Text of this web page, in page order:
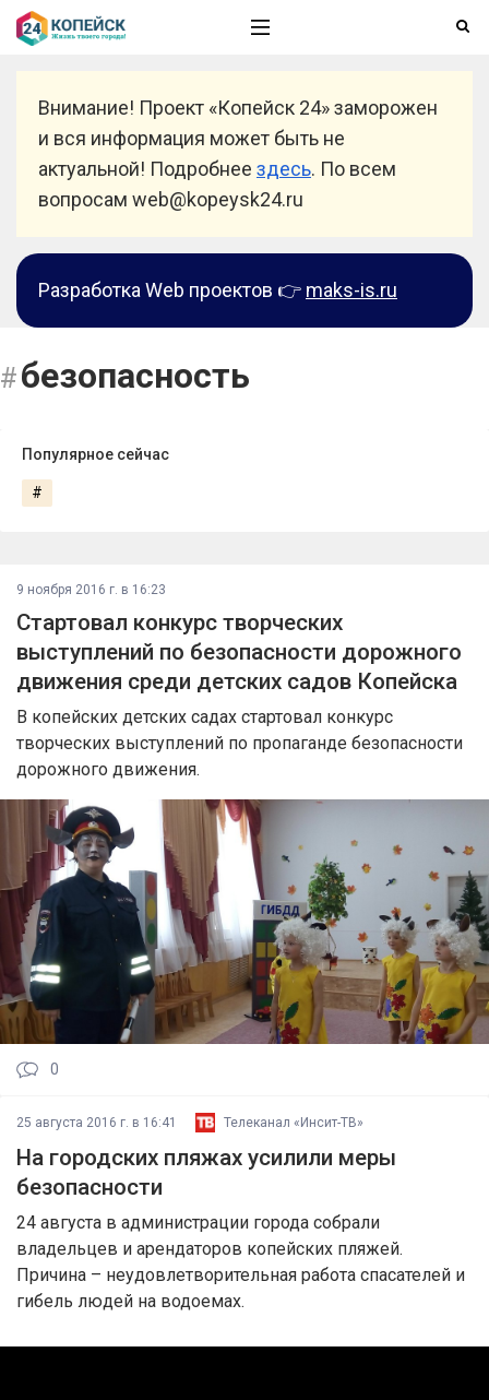
Внимание! Проект «Копейск 24» заморожен
и вся информация может быть не
актуальной! Подробнее здесь. По всем
вопросам web@kopeysk24.ru
Разработка Web проектов 👉 maks-is.ru
безопасность
Популярное сейчас
#
9 ноября 2016 г. в 16:23
Стартовал конкурс творческих
выступлений по безопасности дорожного
движения среди детских садов Копейска
В копейских детских садах стартовал конкурс
творческих выступлений по пропаганде безопасности
дорожного движения.
0
25 августа 2016 г. в 16:41 Телеканал «Инсит-ТВ»
На городских пляжах усилили меры
безопасности
24 августа в администрации города собрали
владельцев и арендаторов копейских пляжей.
Причина – неудовлетворительная работа спасателей и
гибель людей на водоемах.